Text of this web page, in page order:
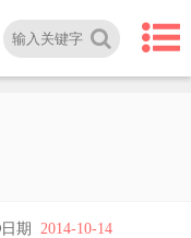
日期 2014-10-14